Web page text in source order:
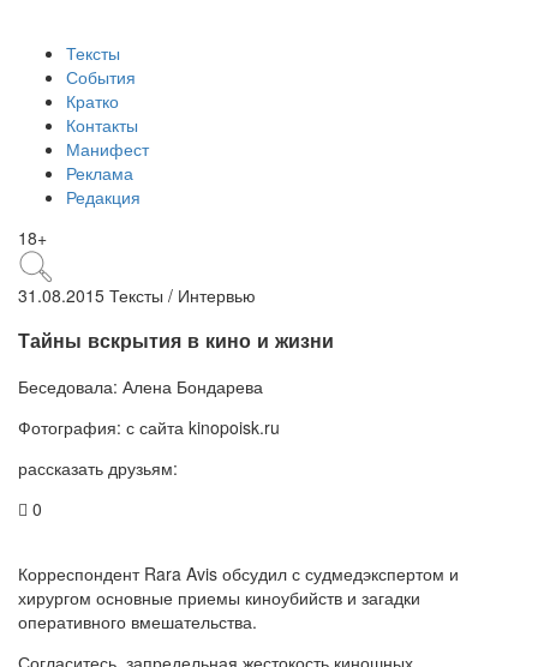
Тексты
События
Кратко
Контакты
Манифест
Реклама
Редакция
18+
31.08.2015 Тексты / Интервью
Тайны вскрытия в кино и жизни
Беседовала: Алена Бондарева
Фотография: с сайта kinopoisk.ru
рассказать друзьям:
0
Корреспондент Rara Avis обсудил с судмедэкспертом и
хирургом основные приемы киноубийств и загадки
оперативного вмешательства.
Согласитесь, запредельная жестокость киношных